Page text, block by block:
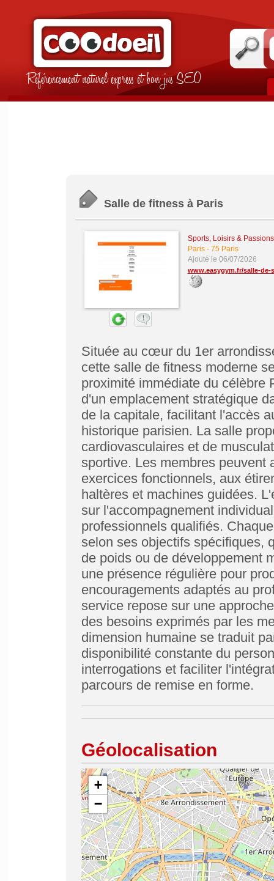
Référencement naturel express et bon jus SEO
Salle de fitness à Paris
Sports, Loisirs & Passions
Paris- 75 Paris
Ajouté le 06/07/2026
www.easygym.fr/salle-
Située au cœur du 1er
cette salle de fitness moderne
proximité immédiate du célèbre
d'un emplacement stratégique
de la capitale, facilitant l'accès
historique parisien. La salle
cardiovasculaires et de
sportive. Les membres peuvent
exercices fonctionnels, aux
haltères et machines guidées.
sur l'accompagnement
professionnels qualifiés.
selon ses objectifs spécifiques,
de poids ou de développement
une présence régulière pour
encouragements adaptés au
service repose sur une
des besoins exprimés par les
dimension humaine se traduit
disponibilité constante du
interrogations et faciliter
parcours de remise en forme.
Géolocalisation
+
−